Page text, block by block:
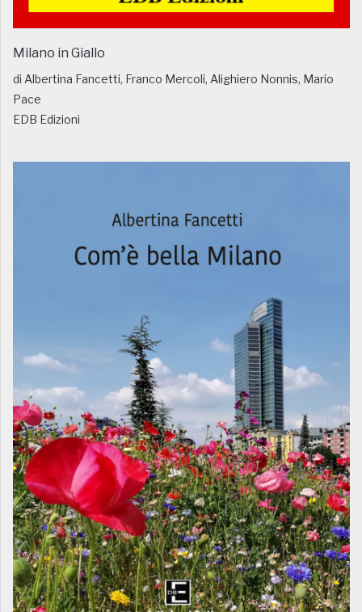
Milano in Giallo
di Albertina Fancetti, Franco Mercoli, Alighiero Nonnis, Mario
Pace
EDB Edizioni